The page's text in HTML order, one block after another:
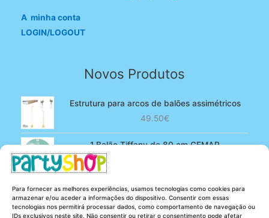
Para fornecer as melhores experiências, usamos tecnologias como cookies para
armazenar e/ou aceder a informações do dispositivo. Consentir com essas
tecnologias nos permitirá processar dados, como comportamento de navegação ou
IDs exclusivos neste site. Não consentir ou retirar o consentimento pode afetar
A minha conta
LOGIN/LOGOUT
Novos Produtos
Estrutura para arcos de balões assimétricos
49.50€
1 Balão Tiffany de 80 cm GEMAR
era:
4.90€.
é:
3.80€.
100 Balões Rosa bebé de 13 cm GEMAR -
Powder pink
5.25€ O
4.20€O